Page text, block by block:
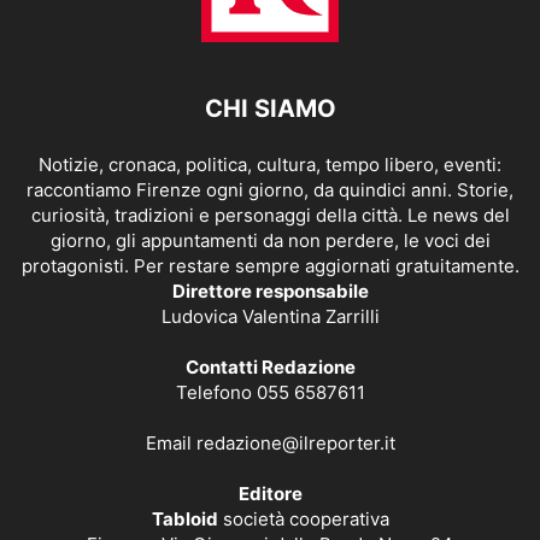
CHI SIAMO
Notizie, cronaca, politica, cultura, tempo libero, eventi:
raccontiamo Firenze ogni giorno, da quindici anni. Storie,
curiosità, tradizioni e personaggi della città. Le news del
giorno, gli appuntamenti da non perdere, le voci dei
protagonisti. Per restare sempre aggiornati gratuitamente.
Direttore responsabile
Ludovica Valentina Zarrilli
Contatti Redazione
Telefono 055 6587611
Email redazione@ilreporter.it
Editore
Tabloid società cooperativa